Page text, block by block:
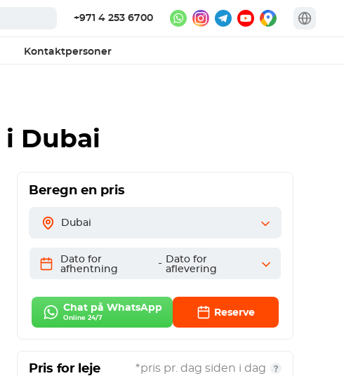
+971 4 253 6700
Kontaktpersoner
i Dubai
Beregn en pris
Dubai
Dato for
afhentning
- Dato for
aflevering
Chat på WhatsApp
Online 24/7
Reserve
Pris for leje *pris pr. dag siden i dag